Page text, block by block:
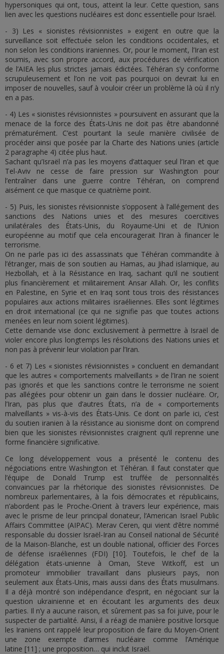
hypersoniques qui ont, tous, atteint la leur. Cette question, sans
lien avec les questions nucléaires est donc essentielle pour Israël.
- 3) Les « sionistes révisionnistes » exigent en outre que la
surveillance soit effectuée selon les conditions occidentales, et
non selon les conditions iraniennes. Or, pour le moment, l’Iran est
soumis, avec son propre accord, aux procédures de vérification
de l’AIEA les plus strictes jamais édictées. Téhéran s’y conforme
scrupuleusement et l’on ne voit pas pourquoi on devrait lui en
imposer de nouvelles, sauf à vouloir créer un problème là où il n’y
en a pas.
- 4) Les « sionistes révisionnistes » poursuivent en assurant que la
menace de la force des États-Unis ne doit pas être abandonné
prématurément. C’est pourtant la seule manière civilisée de
procéder ainsi que posée par la Charte des Nations unies (article
2 paragraphe 4) citée plus haut.
Sachant qu’Israël n’a pas les moyens d’attaquer seul l’Iran et que
Tel-Aviv ne cesse de faire pression sur Washington pour
l’entraîner dans une guerre contre Téhéran, on comprend
aisément ce que masque ce quatrième point.
- 5) Puis, les sionistes révisionniste s’opposent à l’allégement des
sanctions des Nations unies et des mesures coercitives
unilatérales des États-Unis, du Royaume-Uni et de l’Union
européenne au motif que cela encouragerait l’Iran à financer le
terrorisme.
On ne parle pas ici des assassinats que Téhéran commandite à
l’étranger, mais de son soutien au Hamas, au Jihad islamique, au
Hezbollah, et à la Résistance en Iraq, sachant qu’il ne soutient
plus financièrement et militairement Ansar Allah. Or, les conflits
en Palestine, en Syrie et en Iraq sont tous trois des résistances
populaires aux actions militaires israéliennes. Elles sont légitimes
en droit international (ce qui ne signifie pas que toutes actions
menées en leur nom soient légitimes).
Cette demande vise donc exclusivement à permettre à Israël de
violer encore plus longtemps les résolutions des Nations unies et
non pas à prévenir leur violation par l’Iran.
- 6 et 7) Les « sionistes révisionnistes » concluent en demandant
que les autres « comportements malveillants » de l’Iran ne soient
pas ignorés et que les sanctions contre le terrorisme ne soient
pas allégées pour obtenir un gain dans le dossier nucléaire. Or,
l’Iran, pas plus que d’autres États, n’a de « comportements
malveillants » vis-à-vis des États-Unis. Ce dont on parle ici, c’est
du soutien iranien à la résistance au sionisme dont on comprend
bien que les sionistes révisionnistes craignent qu’il reprenne une
forme financière significative.
Ce long développement vous a présenté le contenu des
négociations entre Washington et Téhéran. Il faut constater que
l’équipe de Donald Trump est truffée de personnalités
convaincues par la rhétorique des sionistes révisionnistes. De
nombreux parlementaires, à la fois démocrates et républicains,
n’abordent pas le Proche-Orient à travers leur expérience, mais
avec le prisme de leur principal donateur, l’American Israel Public
Affairs Committee (AIPAC). Merav Ceren, qui vient d’être nommé
responsable du dossier Israël-Iran au Conseil national de Sécurité
de la Maison-Blanche, est un double national, officier des Forces
de défense israéliennes (FDI) [10]. Toutefois, le chef de la
délégation états-unienne à Oman, Steve Witkoff, est un
promoteur immobilier travaillant dans plusieurs pays, non
seulement aux États-Unis, mais aussi dans des États musulmans.
Il a déjà montré son indépendance d’esprit, en négociant sur la
question ukrainienne et en écoutant les arguments des deux
parties. Il n’y a aucune raison, et sûrement pas sa foi juive, pour le
suspecter de partialité. Ainsi, il a réagi de manière positive lorsque
les Iraniens ont rappelé leur proposition de faire du Moyen-Orient
une zone exempte d’armes nucléaire comme l’Amérique
latine [11] ; une proposition… qui inclut Israël.